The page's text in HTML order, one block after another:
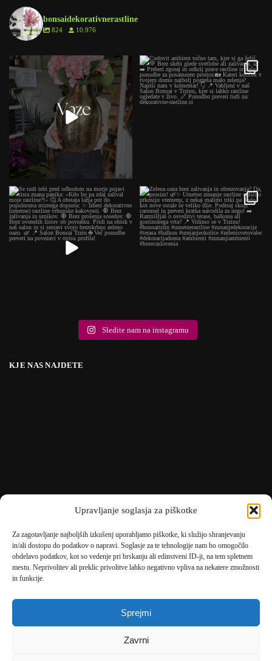
Upravljanje soglasja za piškotke
Za zagotavljanje najboljših izkušenj uporabljamo piškotke, ki služijo shranjevanju
in/ali dostopu do podatkov o napravi. Soglasje za te tehnologije nam bo omogočilo
obdelavo podatkov, kot so vedenje pri brskanju ali edinstveni ID-ji, na tem spletnem
mestu. Neprivolitev ali preklic privolitve lahko negativno vpliva na nekatere zmožnosti
in funkcije.
Sprejmi
Zavrni
bonsaidekorativnerastline
824 10.976
Sledite nam na instagramu
KJE NAS NAJDETE
🎄umetne-jelke.si
🇩🇪bonsai-kunstblumen.de